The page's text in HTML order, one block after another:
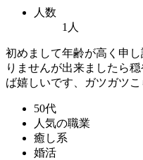
人数
1人
初めまして年齢が高く申
りませんが出来ましたら
ば嬉しいです、ガツガツこ
50代
人気の職業
癒し系
婚活